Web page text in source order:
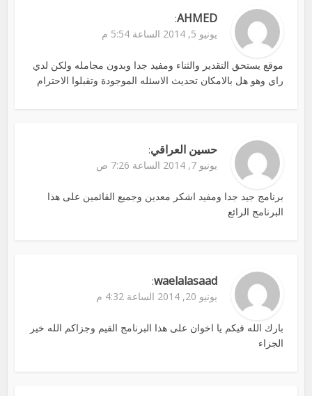
AHMED
:
يونيو 5, 2014 الساعة 5:54 م
موقع يستحق التقدير والثناء ومفيد جدا وبدون مجامله ولكن لدي
راي وهو هل بالامكان تحديث الاسئله الموجودة وتقبلوا الاحترام
حسين العراقي:
يونيو 7, 2014 الساعة 7:26 ص
برنامج جيد جدا ومفيد اشكر معدين وجميع القائمين على هذا
البرنامج الرائع
waelalasaad
:
يونيو 20, 2014 الساعة 4:32 م
بارك الله فيكم يا اخوان على هذا البرنامج القيم وجزاكم الله خير
الجزاء